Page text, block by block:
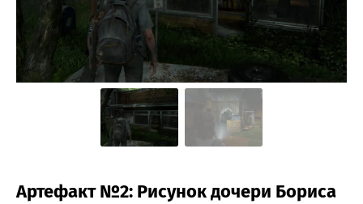
Артефакт №2: Рисунок дочери Бориса